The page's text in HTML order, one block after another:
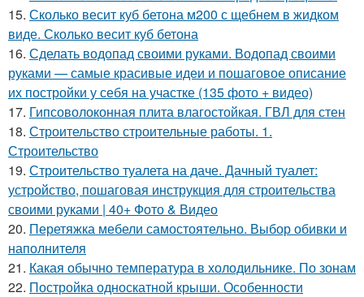
15. Сколько весит куб бетона м200 с щебнем в жидком
виде. Сколько весит куб бетона
16. Сделать водопад своими руками. Водопад своими
руками — самые красивые идеи и пошаговое описание
их постройки у себя на участке (135 фото + видео)
17. Гипсоволоконная плита влагостойкая. ГВЛ для стен
18. Строительство строительные работы. 1.
Строительство
19. Строительство туалета на даче. Дачный туалет:
устройство, пошаговая инструкция для строительства
своими руками | 40+ Фото & Видео
20. Перетяжка мебели самостоятельно. Выбор обивки и
наполнителя
21. Какая обычно температура в холодильнике. По зонам
22. Постройка односкатной крыши. Особенности